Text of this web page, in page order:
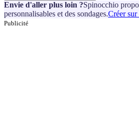
Envie d'aller plus loin ?Spinocchio
personnalisables et des sondages.Créer
Publicité